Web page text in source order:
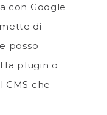
con Google
di
posso
plugin o
CMS che